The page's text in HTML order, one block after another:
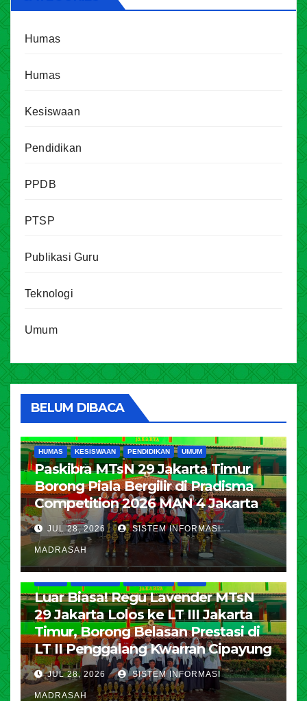
Humas
Humas
Kesiswaan
Pendidikan
PPDB
PTSP
Publikasi Guru
Teknologi
Umum
BELUM DIBACA
HUMAS KESISWAAN PENDIDIKAN UMUM
Paskibra MTsN 29 Jakarta Timur
Borong Piala Bergilir di Pradisma
Competition 2026 MAN 4 Jakarta
JUL 28, 2026 SISTEM INFORMASI
MADRASAH
Luar Biasa! Regu Lavender MTsN
29 Jakarta Lolos ke LT III Jakarta
Timur, Borong Belasan Prestasi di
LT II Penggalang Kwarran Cipayung
JUL 28, 2026 SISTEM INFORMASI
MADRASAH